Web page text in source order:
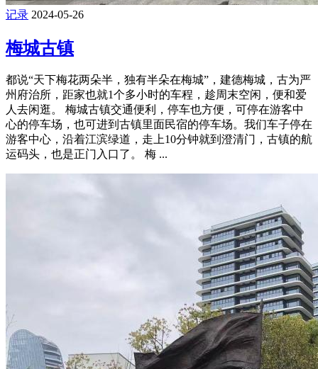
记录 2024-05-26
梅城古镇
都说“天下梅花两朵半，独有半朵在梅城”，建德梅城，古为严
州府治所，距家也就1个多小时的车程，趁周末空闲，便和爱
人去闲逛。 梅城古镇交通便利，停车也方便，可停在游客中
心的停车场，也可进到古镇里面民宿的停车场。我们车子停在
游客中心，沿着江滨绿道，走上10分钟就到澄清门，古镇的航
运码头，也是正门入口了。 梅 ...